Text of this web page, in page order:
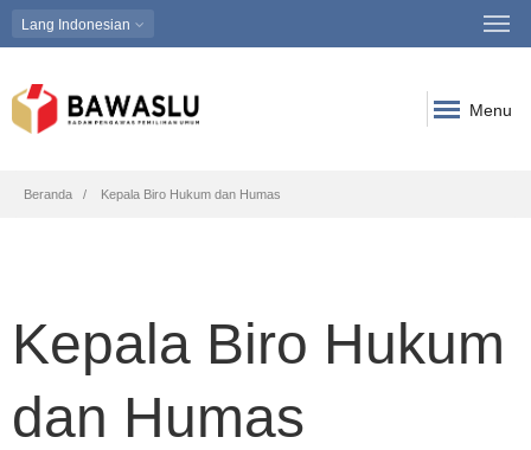
Lang Indonesian
Menu
Breadcrumb
Beranda Kepala Biro Hukum dan Humas
Kepala Biro Hukum
dan Humas